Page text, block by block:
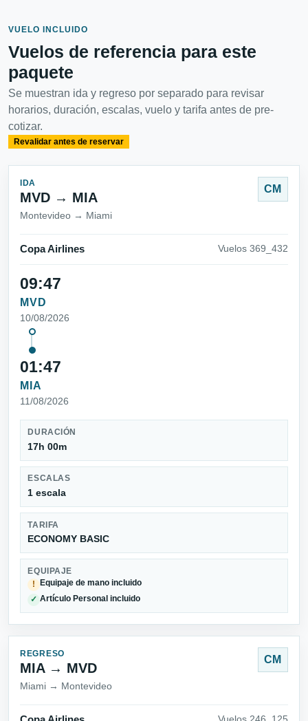
VUELO INCLUIDO
Vuelos de referencia para este
paquete
Se muestran ida y regreso por separado para revisar
horarios, duración, escalas, vuelo y tarifa antes de pre-
cotizar.
Revalidar antes de reservar
IDA
MVD → MIA
Montevideo → Miami
CM
Copa Airlines Vuelos 369_432
09:47
MVD
10/08/2026
01:47
MIA
11/08/2026
DURACIÓN
17h 00m
ESCALAS
1 escala
TARIFA
ECONOMY BASIC
EQUIPAJE
!
Equipaje de mano incluido
✓ Artículo Personal incluido
REGRESO
MIA → MVD
Miami → Montevideo
CM